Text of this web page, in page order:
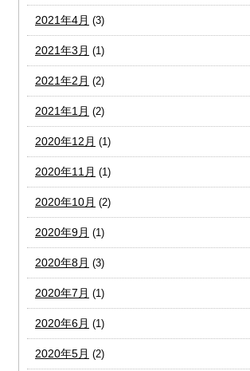
2021年4月 (3)
2021年3月 (1)
2021年2月 (2)
2021年1月 (2)
2020年12月 (1)
2020年11月 (1)
2020年10月 (2)
2020年9月 (1)
2020年8月 (3)
2020年7月 (1)
2020年6月 (1)
2020年5月 (2)